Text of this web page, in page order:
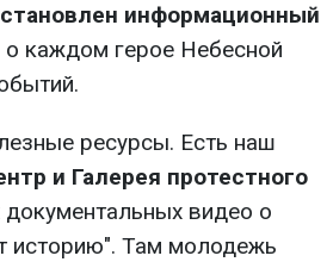
информационный
каждом герое Небесной
ресурсы. Есть наш
и Галерея протестного
видео о
историю". Там молодежь